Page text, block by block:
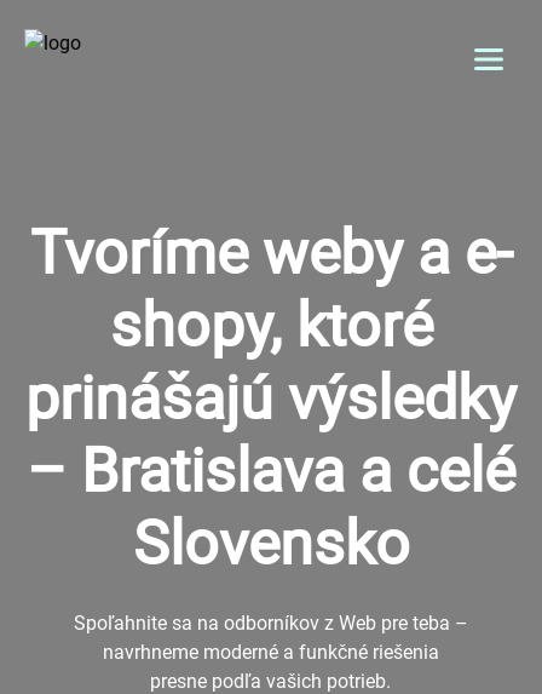
Menu
O NÁS
GALÉRIA
REFERENCIE
BLOG
0902 242 632
Tvoríme weby a e-
shopy, ktoré
prinášajú výsledky
– Bratislava a celé
Slovensko
Spoľahnite sa na odborníkov z Web pre teba –
navrhneme moderné a funkčné riešenia
presne podľa vašich potrieb.